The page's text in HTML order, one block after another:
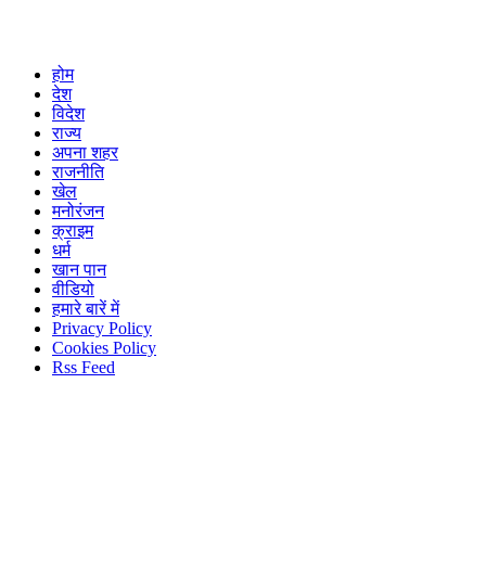
होम
देश
विदेश
राज्य
अपना शहर
राजनीति
खेल
मनोरंजन
क्राइम
धर्म
खान पान
वीडियो
हमारे बारें में
Privacy Policy
Cookies Policy
Rss Feed